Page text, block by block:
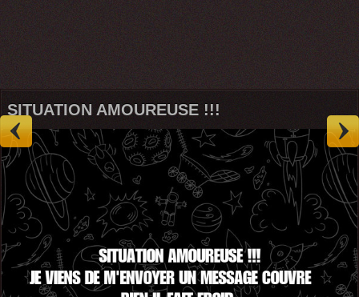
SITUATION AMOUREUSE !!!